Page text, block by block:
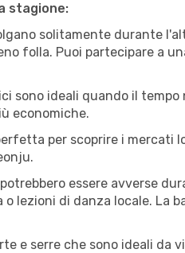
stagione:
solitamente durante
folla. Puoi partecipare a
sono ideali quando il
economiche.
per scoprire i mercati
essere avverse
lezioni di danza locale. La
e serre che sono ideali